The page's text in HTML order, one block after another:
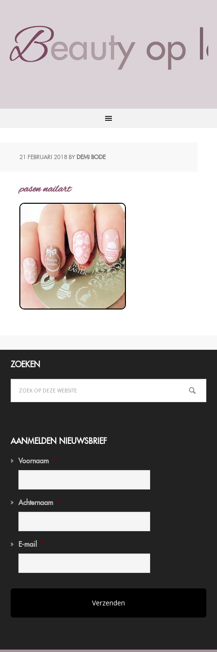
21 FEBRUARI 2018 BY DEMI BODE
pasen nailart
ZOEKEN
AANMELDEN NIEUWSBRIEF
Voornaam *
Achternaam *
E-mail *